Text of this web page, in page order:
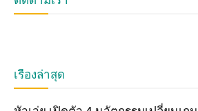
เรื่องล่าสุด